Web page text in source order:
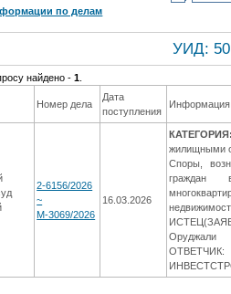
по делам
УИД:
найдено -1
Номер дела
Дата
поступления
Информация
2-6156/2026
~
М-3069/2026
16.03.2026
КАТЕГОРИЯ:
жилищными
Споры,
граждан
Оруджали